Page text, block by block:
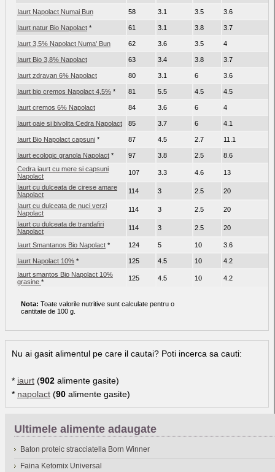
Iaurt Napolact Numai Bun 58 3.1 3.5 3.6
Iaurt natur Bio Napolact * 61 3.1 3.8 3.7
Iaurt 3,5% Napolact Numa' Bun 62 3.6 3.5 4
Iaurt Bio 3,8% Napolact 63 3.4 3.8 3.7
Iaurt zdravan 6% Napolact 80 3.1 6 3.6
Iaurt bio cremos Napolact 4,5% * 81 5.5 4.5 4.5
Iaurt cremos 6% Napolact 84 3.6 6 4
Iaurt oaie si bivolita Cedra Napolact 85 3.7 6 4.1
Iaurt Bio Napolact capsuni * 87 4.5 2.7 11.1
Iaurt ecologic granola Napolact * 97 3.8 2.5
8.6
Cedra iaurt cu mere si capsuni
Napolact
107 3.3 4.6
13
Iaurt cu dulceata de cirese amare
Napolact
114 3 2.5
20
Iaurt cu dulceata de nuci verzi
Napolact
114 3 2.5
20
Iaurt cu dulceata de trandafiri
Napolact
114 3 2.5 20
Iaurt Smantanos Bio Napolact * 124 5 10 3.6
Iaurt Napolact 10% * 125 4.5 10
4.2
Iaurt smantos Bio Napolact 10%
grasine * 125 4.5 10 4.2
Nota: Toate valorile nutritive sunt calculate pentru o
cantitate de 100 g.
Nu ai gasit alimentul pe care il cautai? Poti incerca sa cauti:
* iaurt (902 alimente gasite)
* napolact (90 alimente gasite)
Ultimele alimente adaugate
Baton proteic stracciatella Born Winner
Faina Ketomix Universal